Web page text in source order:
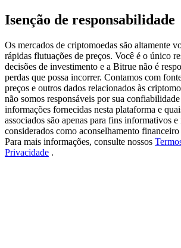
USDT New User Exclusive 10% APR
USDT Flexible Staking | Daily Rewards
BTC New User Exclusive: 6.5% APR
Isenção de responsabilidade
Os mercados de criptomoedas são altamente
rápidas flutuações de preços. Você é o único
decisões de investimento e a Bitrue não é
perdas que possa incorrer. Contamos com
preços e outros dados relacionados às
não somos responsáveis por sua
informações fornecidas nesta plataforma e
associados são apenas para fins informativos e
considerados como aconselhamento
Para mais informações, consulte nossos
Privacidade .